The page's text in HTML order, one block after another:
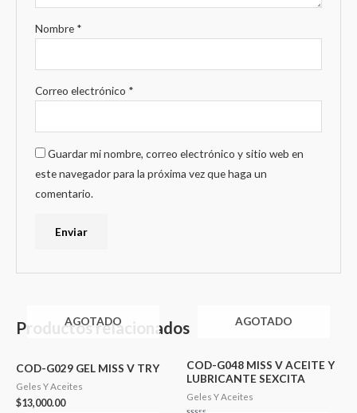
Nombre *
Correo electrónico *
Guardar mi nombre, correo electrónico y sitio web en
este navegador para la próxima vez que haga un
comentario.
Productos relacionados
AGOTADO
COD-G029 GEL MISS V TRY
Geles Y Aceites
$13,000.00
AGOTADO
COD-G048 MISS V ACEITE Y
LUBRICANTE SEXCITA
Geles Y Aceites